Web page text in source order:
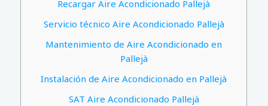
Recargar Aire Acondicionado Pallejà
Servicio técnico Aire Acondicionado Pallejà
Mantenimiento de Aire Acondicionado en
Pallejà
Instalación de Aire Acondicionado en Pallejà
SAT Aire Acondicionado Pallejà